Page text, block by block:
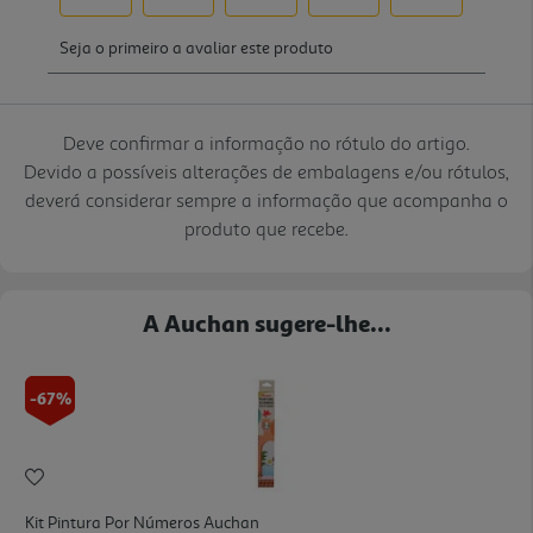
Deve confirmar a informação no rótulo do artigo.
Devido a possíveis alterações de embalagens e/ou rótulos,
deverá considerar sempre a informação que acompanha o
produto que recebe.
A Auchan sugere-lhe...
-67%
Kit Pintura Por Números Auchan